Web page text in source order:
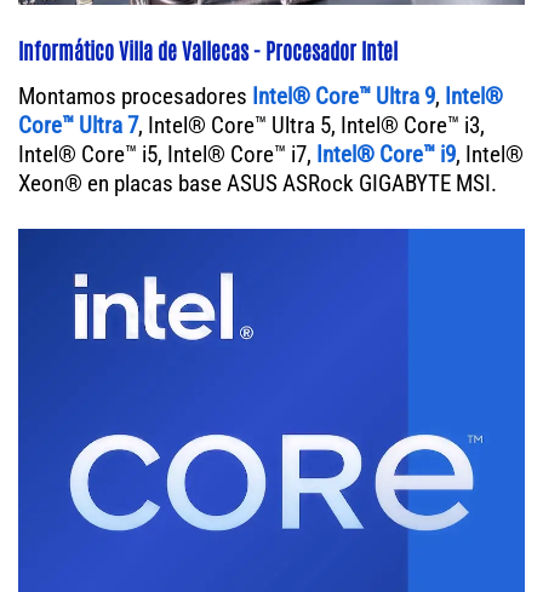
Informático Villa de Vallecas - Procesador Intel
Montamos procesadores Intel® Core™ Ultra 9, Intel®
Core™ Ultra 7, Intel® Core™ Ultra 5, Intel® Core™ i3,
Intel® Core™ i5, Intel® Core™ i7, Intel® Core™ i9, Intel®
Xeon® en placas base ASUS ASRock GIGABYTE MSI.